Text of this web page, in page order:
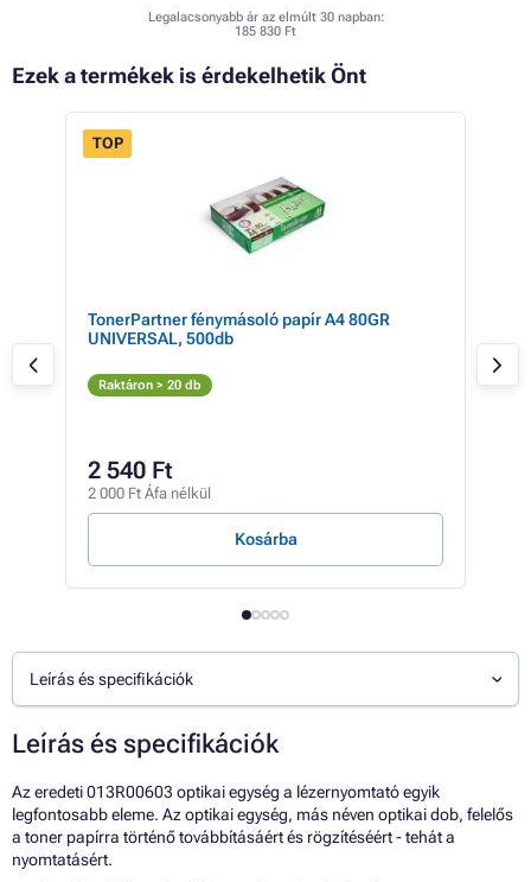
Legalacsonyabb ár az elmúlt 30 napban:
185 830 Ft
Ezek a termékek is érdekelhetik Önt
TOP
TonerPartner fénymásoló papír A4 80GR
UNIVERSAL, 500db
Raktáron > 20 db
2 540 Ft
2 000 Ft Áfa nélkül
Kosárba
Leírás és specifikációk
Leírás és specifikációk
Az eredeti 013R00603 optikai egység a lézernyomtató egyik
legfontosabb eleme. Az optikai egység, más néven optikai dob, felelős
a toner papírra történő továbbításáért és rögzítéséért - tehát a
nyomtatásért.